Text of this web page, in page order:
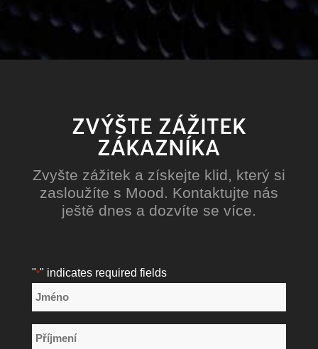
ZVÝŠTE ZÁŽITEK
ZÁKAZNÍKA
Zvyšte zážitek a získejte klid, který si
zasloužíte s Mood. Kontaktujte nás
ještě dnes a dozvíte se více.
"*" indicates required fields
Název
*
Jméno